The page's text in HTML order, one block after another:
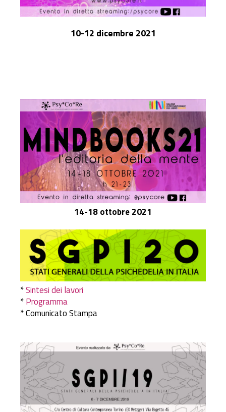
10-12 dicembre 2021
14-18 ottobre 2021
*Sintesi dei lavori
*Programma
* Comunicato Stampa